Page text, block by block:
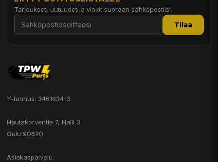
Tarjoukset, uutuudet ja vinkit suoraan sähköpostiisi.
Tilaa
Y-tunnus: 3461834-3
Hautakorventie 7, Halli 3
Oulu 90620
Asiakaspalvelu: